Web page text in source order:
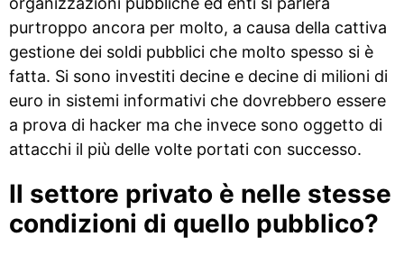
purtroppo ancora per molto, a causa della cattiva
gestione dei soldi pubblici che molto spesso si è
fatta. Si sono investiti decine e decine di milioni di
euro in sistemi informativi che dovrebbero essere
a prova di hacker ma che invece sono oggetto di
attacchi il più delle volte portati con successo.
Il settore privato è nelle stesse
condizioni di quello pubblico?